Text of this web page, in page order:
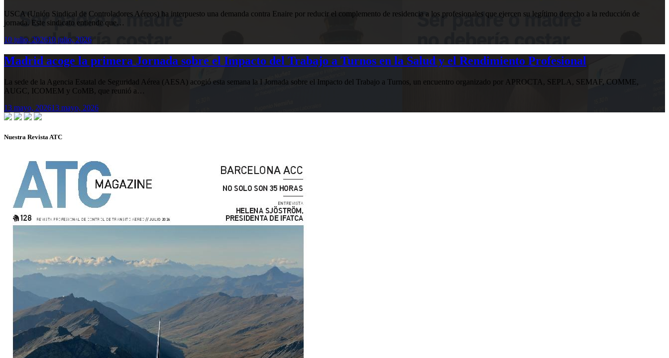
USCA (Unión Sindical de Controladores Aéreos) ha interpuesto una demanda contra Enaire por reducir el complemento de residencia a los profesionales que ejercen su legítimo derecho a la reducción de
jornada. Este sindicato entiende que…
10 julio, 202610 julio, 2026
Madrid acoge la primera Jornada sobre el Impacto del Trabajo a Turnos en la Salud y el Rendimiento Profesional
La sede de la Agencia Estatal de Seguridad Aérea (AESA) acogió esta semana la I Jornada sobre el Impacto del Trabajo a Turnos, un encuentro organizado por APROCTA, SEPLA, SEMAF, COMME,
AUGC, ICOMEM y CoMB, que reunió a…
13 mayo, 202613 mayo, 2026
Nuestra Revista ATC